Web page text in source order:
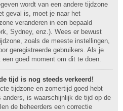
wordt van een andere tijdzone
geval is, moet je naar het
veranderen in een bepaald
Sydney, enz.). Wees er bewust
zoals de meeste instellingen,
geregistreerde gebruikers. Als je
goed moment om dit te doen.
tijd is nog steeds verkeerd!
tijdzone en zomertijd goed hebt
is waarschijnlijk de tijd op de
de beheerders een correctie